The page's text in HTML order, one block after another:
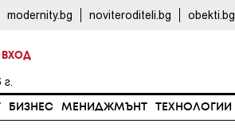
modernity.bg noviteroditeli.bg obekti.bg
ВХОД
г.
БИЗНЕС МЕНИДЖМЪНТ ТЕХНОЛОГИИ